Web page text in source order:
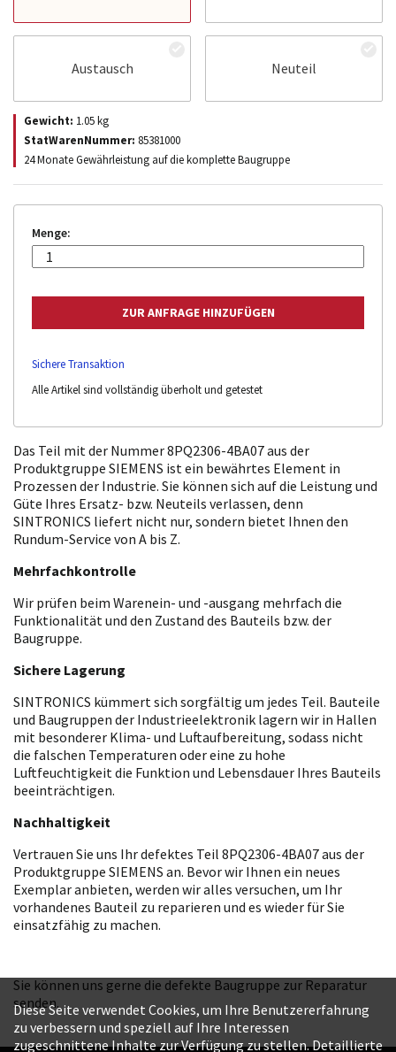
Austausch Neuteil
Gewicht: 1.05kg
StatWarenNummer: 85381000
24 Monate Gewährleistung auf die komplette Baugruppe
Menge:
Sichere Transaktion
Alle Artikel sind vollständig überholt und getestet
Das Teil mit der Nummer 8PQ2306-4BA07 aus der
Produktgruppe SIEMENS ist ein bewährtes Element in
Prozessen der Industrie. Sie können sich auf die Leistung und
Güte Ihres Ersatz- bzw. Neuteils verlassen, denn
SINTRONICS liefert nicht nur, sondern bietet Ihnen den
Rundum-Service von A bis Z.
Mehrfachkontrolle
Wir prüfen beim Warenein- und -ausgang mehrfach die
Funktionalität und den Zustand des Bauteils bzw. der
Baugruppe.
Sichere Lagerung
SINTRONICS kümmert sich sorgfältig um jedes Teil. Bauteile
und Baugruppen der Industrieelektronik lagern wir in Hallen
mit besonderer Klima- und Luftaufbereitung, sodass nicht
die falschen Temperaturen oder eine zu hohe
Luftfeuchtigkeit die Funktion und Lebensdauer Ihres Bauteils
beeinträchtigen.
Nachhaltigkeit
Vertrauen Sie uns Ihr defektes Teil 8PQ2306-4BA07 aus der
Produktgruppe SIEMENS an. Bevor wir Ihnen ein neues
Exemplar anbieten, werden wir alles versuchen, um Ihr
vorhandenes Bauteil zu reparieren und es wieder für Sie
einsatzfähig zu machen.
Sie können uns gerne die defekte Baugruppe zur Reparatur
senden.
Diese Seite verwendet Cookies, um Ihre Benutzererfahrung
zu verbessern und speziell auf Ihre Interessen
zugeschnittene Inhalte zur Verfügung zu stellen. Detaillierte